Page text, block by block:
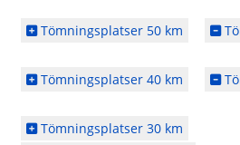
Tömningsplatser 50 km
Tömningsplatser 40 km
Tömningsplatser 30 km